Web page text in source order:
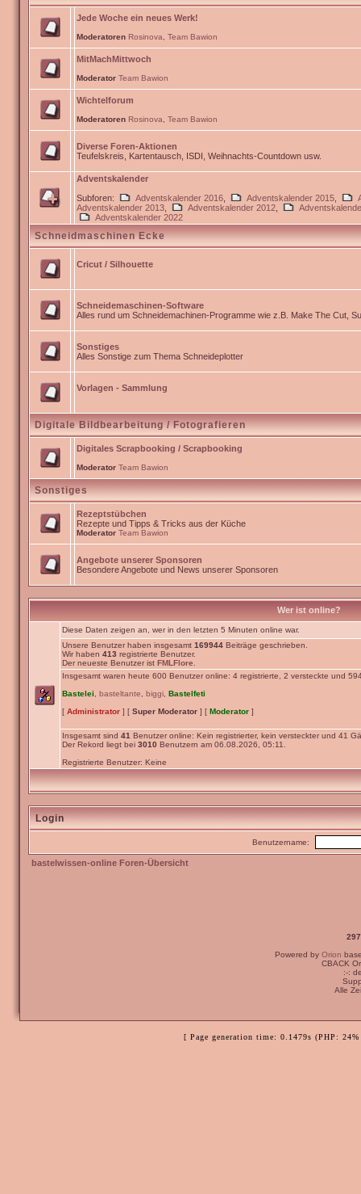
Jede Woche ein neues Werk!
Moderatoren Rosinova Team Bawion
MitMachMittwoch
Moderator Team Bawion
Wichtelforum
Moderatoren Rosinova Team Bawion
Diverse Foren-Aktionen
Teufelskreis, Kartentausch, ISDI, Weihnachts-Countdown usw.
Adventskalender
Subforen:
Adventskalender 2016 Adventskalender 2015
Adventskalender 2013
Adventskalender 2012
Adventskalender 2022
Schneidmaschinen Ecke
Cricut / Silhouette
Schneidemaschinen-Software
Alles rund um Schneidemachinen-Programme wie z.B. Make The Cut,
Sonstiges
Alles Sonstige zum Thema Schneideplotter
Vorlagen - Sammlung
Digitale Bildbearbeitung / Fotografieren
Digitales Scrapbooking / Scrapbooking
Moderator Team Bawion
Sonstiges
Rezeptstübchen
Rezepte und Tipps & Tricks aus der Küche
Moderator Team Bawion
Angebote unserer Sponsoren
Besondere Angebote und News unserer Sponsoren
Wer ist online?
Diese Daten zeigen an, wer in den letzten 5 Minuten online war.
Unsere Benutzer haben insgesamt 169944 Beiträge geschrieben.
Wir haben 413 registrierte Benutzer.
Der neueste Benutzer ist FMLFlore
Insgesamt waren heute 600 Benutzer online: 4 registrierte, 2 versteckte und
Bastelei
basteltante biggi Bastelfeti
[ Administrator ] [ Super Moderator ] [ Moderator ]
Insgesamt sind 41 Benutzer online: Kein registrierter, kein versteckter und 41
Der Rekord liegt bei 3010 Benutzern am 06.08.2026, 05:11.
Registrierte Benutzer: Keine
Login
Benutzername:
bastelwissen-online Foren-Übersicht
Powered by Orion
CBACK
:-:
Alle
[ Page generation time: 0.1479s (PHP: